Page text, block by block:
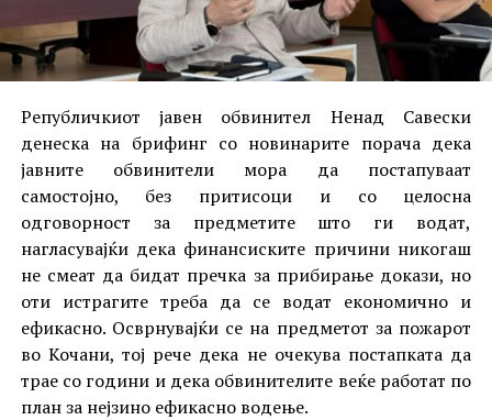
Републичкиот јавен обвинител Ненад Савески
денеска на брифинг со новинарите порача дека
јавните обвинители мора да постапуваат
самостојно, без притисоци и со целосна
одговорност за предметите што ги водат,
нагласувајќи дека финансиските причини никогаш
не смеат да бидат пречка за прибирање докази, но
оти истрагите треба да се водат економично и
ефикасно. Осврнувајќи се на предметот за пожарот
во Кочани, тој рече дека не очекува постапката да
трае со години и дека обвинителите веќе работат по
план за нејзино ефикасно водење.